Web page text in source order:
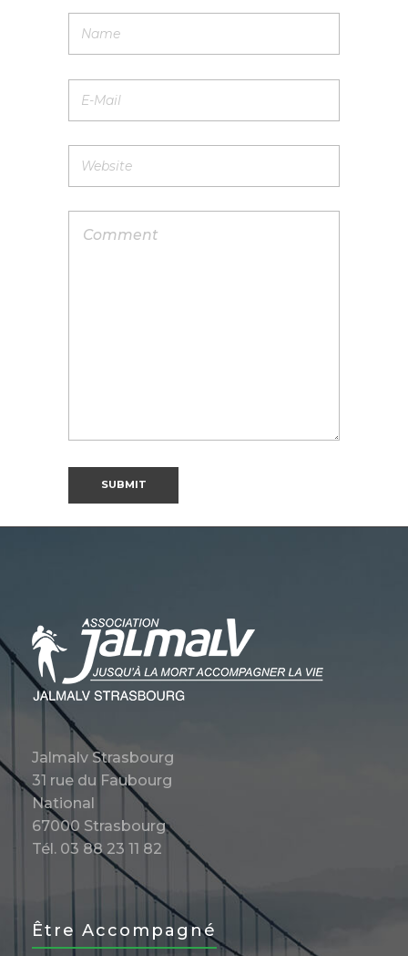
Jalmalv Strasbourg
31 rue du Faubourg
National
67000 Strasbourg
Tél. 03 88 23 11 82
Être Accompagné